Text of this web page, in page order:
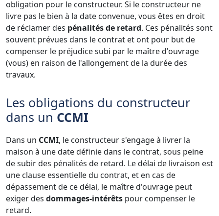
obligation pour le constructeur. Si le constructeur ne
livre pas le bien à la date convenue, vous êtes en droit
de réclamer des pénalités de retard. Ces pénalités sont
souvent prévues dans le contrat et ont pour but de
compenser le préjudice subi par le maître d'ouvrage
(vous) en raison de l'allongement de la durée des
travaux.
Les obligations du constructeur
dans un CCMI
Dans un CCMI, le constructeur s'engage à livrer la
maison à une date définie dans le contrat, sous peine
de subir des pénalités de retard. Le délai de livraison est
une clause essentielle du contrat, et en cas de
dépassement de ce délai, le maître d'ouvrage peut
exiger des dommages-intérêts pour compenser le
retard.